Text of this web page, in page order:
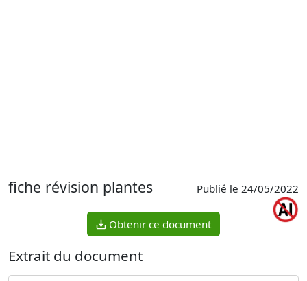
fiche révision plantes Publié le 24/05/2022
Obtenir ce document
Extrait du document